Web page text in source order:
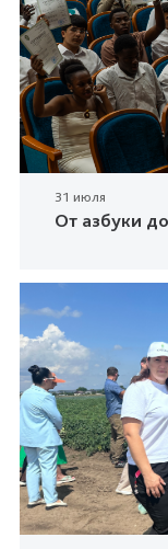
31 июля
От азбуки